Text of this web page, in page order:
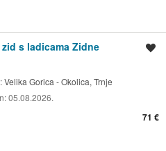
s ladicama Zidne
Velika Gorica - Okolica, Trnje
05.08.2026.
71 €